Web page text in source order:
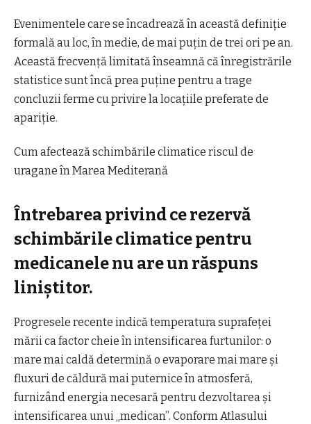
Evenimentele care se încadrează în această definiție
formală au loc, în medie, de mai puțin de trei ori pe an.
Această frecvență limitată înseamnă că înregistrările
statistice sunt încă prea puține pentru a trage
concluzii ferme cu privire la locațiile preferate de
apariție.
Cum afectează schimbările climatice riscul de
uragane în Marea Mediterană
Întrebarea privind ce rezervă
schimbările climatice pentru
medicanele nu are un răspuns
liniștitor.
Progresele recente indică temperatura suprafeței
mării ca factor cheie în intensificarea furtunilor: o
mare mai caldă determină o evaporare mai mare și
fluxuri de căldură mai puternice în atmosferă,
furnizând energia necesară pentru dezvoltarea și
intensificarea unui „medican”. Conform Atlasului